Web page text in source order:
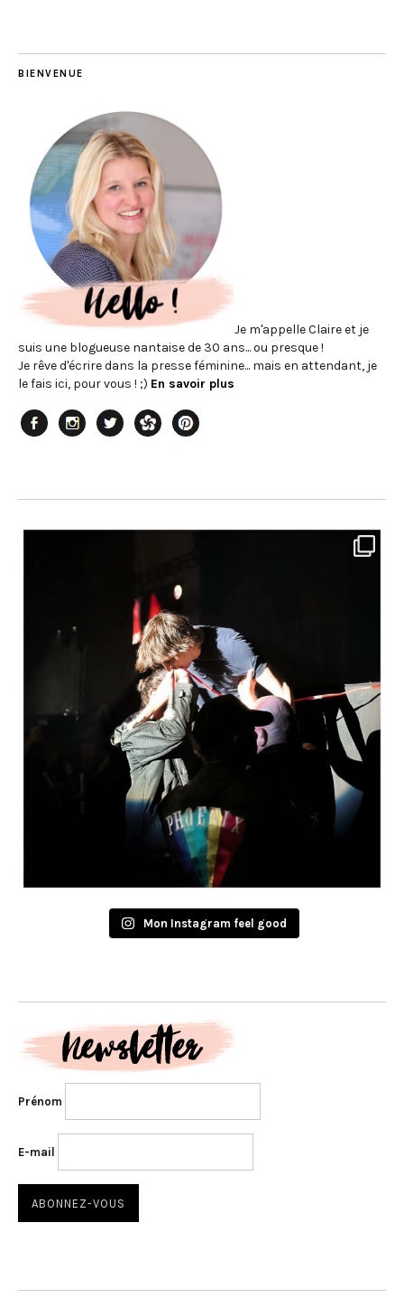
BIENVENUE
Je m'appelle Claire et je
suis une blogueuse nantaise de 30 ans... ou presque !
Je rêve d'écrire dans la presse féminine... mais en attendant, je
le fais ici, pour vous ! ;) En savoir plus
Mon Instagram feel good
Prénom
E-mail